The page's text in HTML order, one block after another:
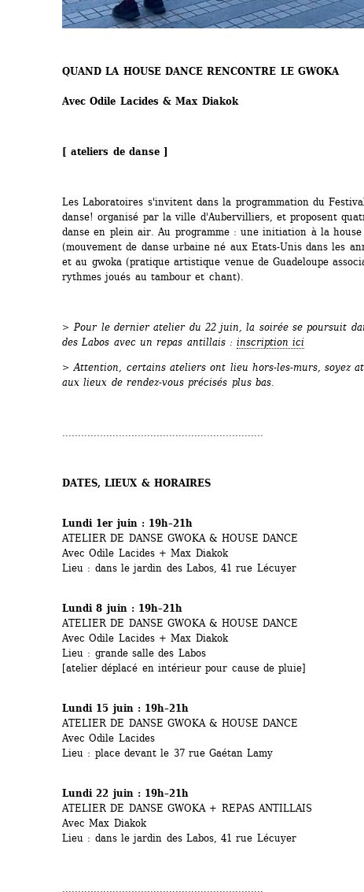
QUAND LA HOUSE DANCE RENCONTRE LE GWOKA
Avec Odile Lacides & Max Diakok
[ ateliers de danse ]
Les Laboratoires s'invitent dans la programmation du
danse! organisé par la ville d'Aubervilliers, et proposent
danse en plein air. Au programme : une initiation à la house
(mouvement de danse urbaine né aux Etats-Unis dans les
et au gwoka (pratique artistique venue de Guadeloupe
rythmes joués au tambour et chant).
> Pour le dernier atelier du 22 juin, la soirée se poursuit
des Labos avec un repas antillais : inscription ici
> Attention, certains ateliers ont lieu hors-les-murs, soyez
aux lieux de rendez-vous précisés plus bas.
DATES, LIEUX & HORAIRES
Lundi 1er juin : 19h–21h
ATELIER DE DANSE GWOKA & HOUSE DANCE
Avec Odile Lacides + Max Diakok
Lieu : dans le jardin des Labos, 41 rue Lécuyer
Lundi 8 juin : 19h–21h
ATELIER DE DANSE GWOKA & HOUSE DANCE
Avec Odile Lacides + Max Diakok
Lieu : grande salle des Labos
[atelier déplacé en intérieur pour cause de pluie]
Lundi 15 juin : 19h–21h
ATELIER DE DANSE GWOKA & HOUSE DANCE
Avec Odile Lacides
Lieu : place devant le 37 rue Gaétan Lamy
Lundi 22 juin : 19h–21h
ATELIER DE DANSE GWOKA + REPAS ANTILLAIS
Avec Max Diakok
Lieu : dans le jardin des Labos, 41 rue Lécuyer